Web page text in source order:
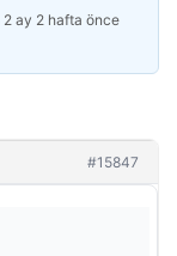
2 ay 2 hafta önce
#15847